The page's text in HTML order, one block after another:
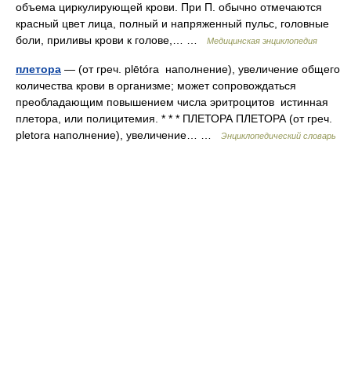
объема циркулирующей крови. При П. обычно отмечаются
красный цвет лица, полный и напряженный пульс, головные
боли, приливы крови к голове,… …
Медицинская энциклопедия
плетора — (от греч. plētóra наполнение), увеличение общего
количества крови в организме; может сопровождаться
преобладающим повышением числа эритроцитов истинная
плетора, или полицитемия. * * * ПЛЕТОРА ПЛЕТОРА (от греч.
pletora наполнение), увеличение… …
Энциклопедический словарь